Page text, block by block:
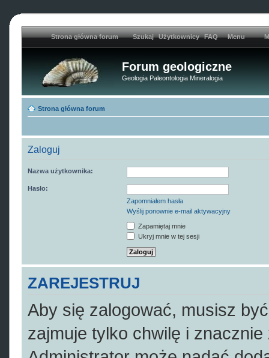
Strona główna forum Szukaj Użytkownicy FAQ Menu
Forum geologiczne
Geologia Paleontologia Mineralogia
Strona główna forum
Zaloguj
Nazwa użytkownika:
Hasło:
Zapomniałem hasła
Wyślij ponownie e-mail aktywacyjny
Zapamiętaj mnie
Ukryj mnie w tej sesji
ZAREJESTRUJ
Aby się zalogować, musisz
zajmuje tylko chwilę i